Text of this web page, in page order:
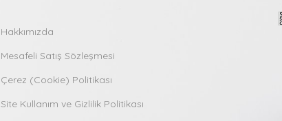
Hakkımızda
Mesafeli Satış Sözleşmesi
Çerez (Cookie) Politikası
Site Kullanım ve Gizlilik Politikası